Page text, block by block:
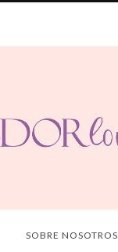
SOBRE NOSOTROS